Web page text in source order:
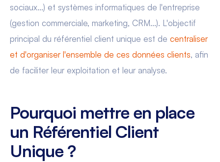
sociaux...) et systèmes informatiques de l'entreprise
(gestion commerciale, marketing, CRM...). L'objectif
principal du référentiel client unique est de centraliser
et d'organiser l'ensemble de ces données clients, afin
de faciliter leur exploitation et leur analyse.
Pourquoi mettre en place
un Référentiel Client
Unique ?